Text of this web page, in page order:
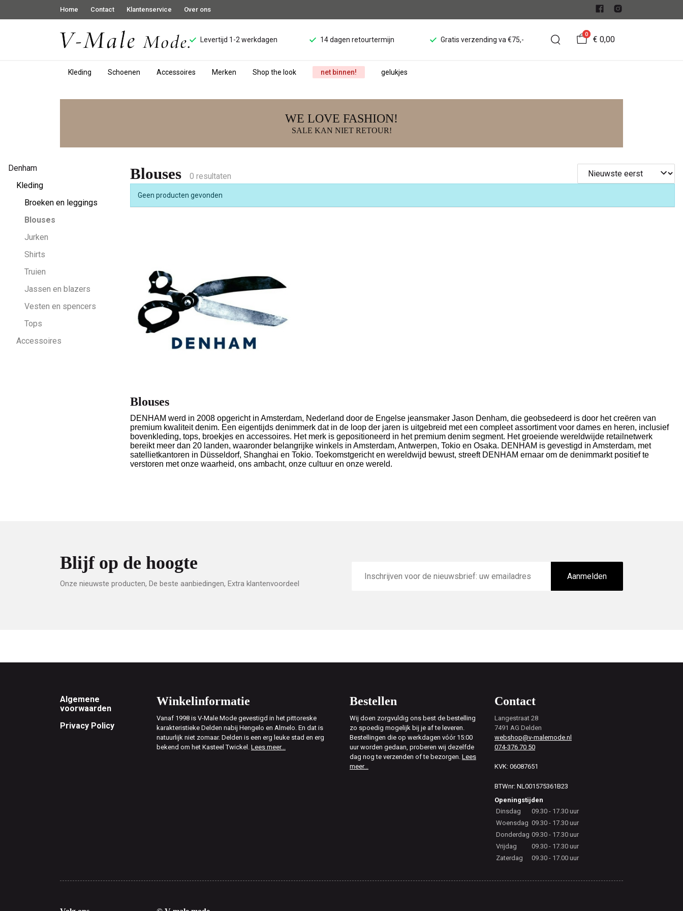
Home Contact Klantenservice Over ons
Levertijd 1-2 werkdagen 14 dagen retourtermijn Gratis verzending va €75,-
0
€ 0,00
Kleding Schoenen Accessoires Merken Shop the look net binnen! gelukjes
Blouses
male
mode
WE LOVE FASHION!
SALE KAN NIET RETOUR!
Denham
Kleding
Broeken en leggings
Blouses
Jurken
Shirts
Truien
Jassen en blazers
Vesten en spencers
Tops
Accessoires
Blouses 0 resultaten
Geen producten gevonden
Blouses
DENHAM werd in 2008 opgericht in Amsterdam, Nederland door de Engelse jeansmaker Jason Denham, die geobsedeerd is door het creëren van
premium kwaliteit denim. Een eigentijds denimmerk dat in de loop der jaren is uitgebreid met een compleet assortiment voor dames en heren, inclusief
bovenkleding, tops, broekjes en accessoires. Het merk is gepositioneerd in het premium denim segment. Het groeiende wereldwijde retailnetwerk
bereikt meer dan 20 landen, waaronder belangrijke winkels in Amsterdam, Antwerpen, Tokio en Osaka. DENHAM is gevestigd in Amsterdam, met
satellietkantoren in Düsseldorf, Shanghai en Tokio. Toekomstgericht en wereldwijd bewust, streeft DENHAM ernaar om de denimmarkt positief te
verstoren met onze waarheid, ons ambacht, onze cultuur en onze wereld.
Blijf op de hoogte
Onze nieuwste producten, De beste aanbiedingen, Extra klantenvoordeel
mailadres
Aanmelden
Footer
Algemene
voorwaarden
Privacy Policy
Winkelinformatie
Vanaf 1998 is V-Male Mode gevestigd in het pittoreske
karakteristieke Delden nabij Hengelo en Almelo. En dat is
natuurlijk niet zomaar. Delden is een erg leuke stad en erg
bekend om het Kasteel Twickel. Lees meer...
Bestellen
Wij doen zorgvuldig ons best de bestelling
zo spoedig mogelijk bij je af te leveren.
Bestellingen die op werkdagen vóór 15:00
uur worden gedaan, proberen wij dezelfde
dag nog te verzenden of te bezorgen. Lees
meer...
Contact
Langestraat 28
7491 AG Delden
webshop@v-malemode.nl
074-376 70 50
KVK: 06087651
BTWnr: NL001575361B23
Openingstijden
Dinsdag
09.30 - 17.30 uur
Woensdag 09.30 - 17.30 uur
Donderdag 09.30 - 17.30 uur
Vrijdag
09.30 - 17.30 uur
Zaterdag
09.30 - 17.00 uur